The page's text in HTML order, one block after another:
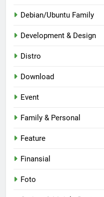
Debian/Ubuntu Family
Development & Design
Distro
Download
Event
Family & Personal
Feature
Finansial
Foto